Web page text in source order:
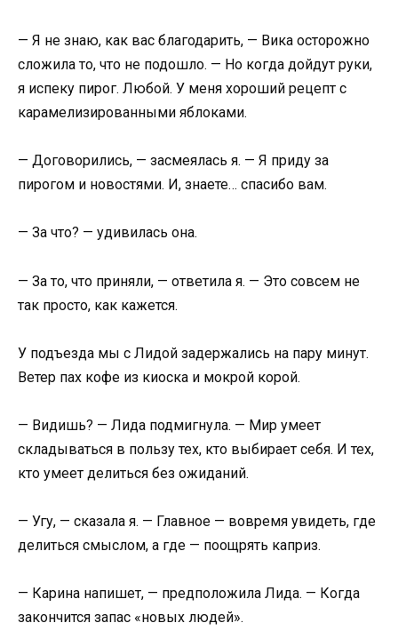
— Я не знаю, как вас благодарить, — Вика осторожно
сложила то, что не подошло. — Но когда дойдут руки,
я испеку пирог. Любой. У меня хороший рецепт с
карамелизированными яблоками.
— Договорились, — засмеялась я. — Я приду за
пирогом и новостями. И, знаете… спасибо вам.
— За что? — удивилась она.
— За то, что приняли, — ответила я. — Это совсем не
так просто, как кажется.
У подъезда мы с Лидой задержались на пару минут.
Ветер пах кофе из киоска и мокрой корой.
— Видишь? — Лида подмигнула. — Мир умеет
складываться в пользу тех, кто выбирает себя. И тех,
кто умеет делиться без ожиданий.
— Угу, — сказала я. — Главное — вовремя увидеть, где
делиться смыслом, а где — поощрять каприз.
— Карина напишет, — предположила Лида. — Когда
закончится запас «новых людей».